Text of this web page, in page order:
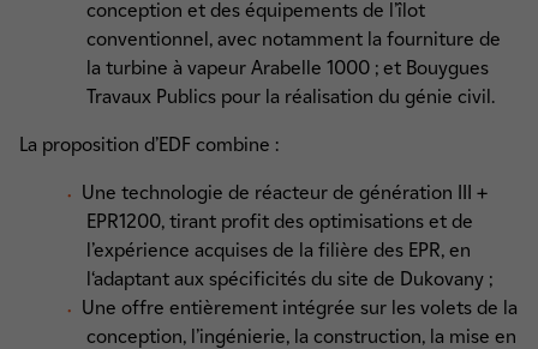
conception et des équipements de l’îlot
conventionnel, avec notamment la fourniture de
la turbine à vapeur Arabelle 1000 ; et Bouygues
Travaux Publics pour la réalisation du génie civil.
La proposition d’EDF combine :
Une technologie de réacteur de génération III +
EPR1200, tirant profit des optimisations et de
l’expérience acquises de la filière des EPR, en
l‘adaptant aux spécificités du site de Dukovany ;
Une offre entièrement intégrée sur les volets de la
conception, l’ingénierie, la construction, la mise en